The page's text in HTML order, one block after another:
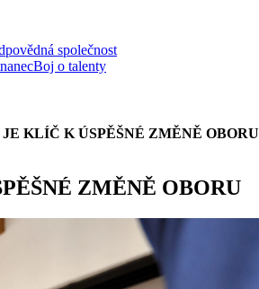
společnost
Boj o talenty
KLÍČ K ÚSPĚŠNÉ ZMĚNĚ OBORU
ZMĚNĚ OBORU